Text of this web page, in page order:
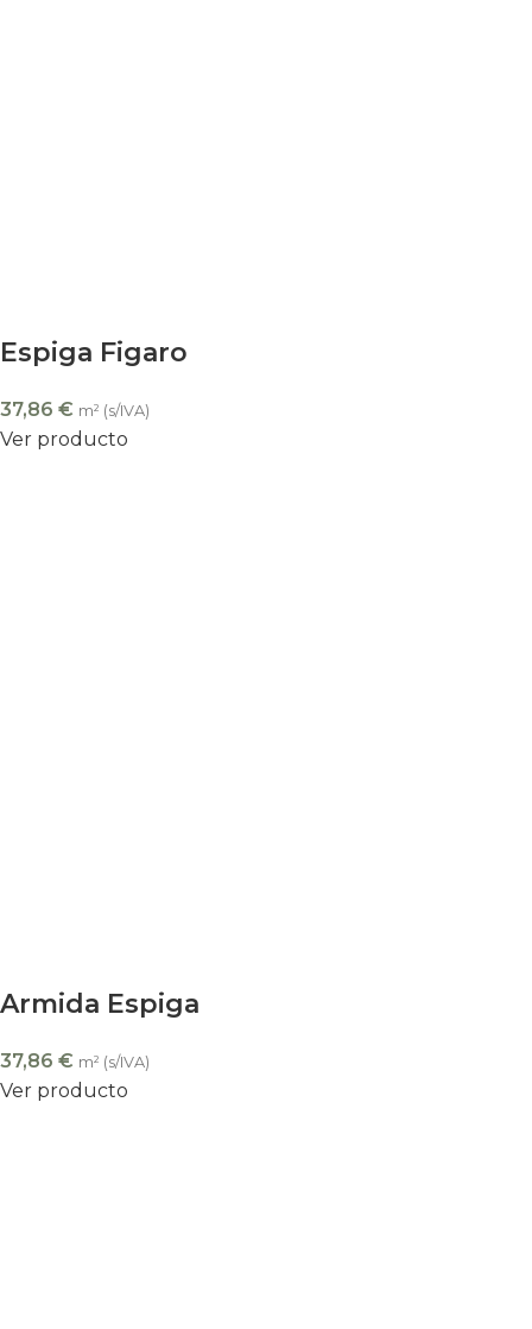
Espiga Figaro
37,86 € m² (s/IVA)
Ver producto
Armida Espiga
37,86 € m² (s/IVA)
Ver producto